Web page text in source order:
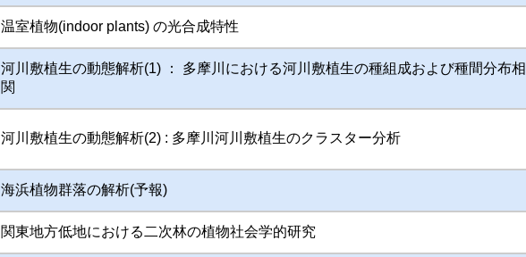
温室植物(indoor plants) の光合成特性
河川敷植生の動態解析(1) ： 多摩川における河川敷植生の種組成および種間分布相
関
河川敷植生の動態解析(2) : 多摩川河川敷植生のクラスター分析
海浜植物群落の解析(予報)
関東地方低地における二次林の植物社会学的研究